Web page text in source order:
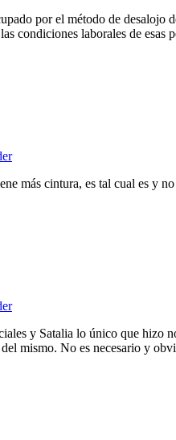
por el método de desalojo
condiciones laborales de esas
más cintura, es tal cual es y
y Satalia lo único que
mismo. No es necesario y